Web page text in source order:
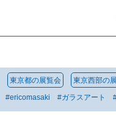
東京都の展覧会 東京西部の
#ericomasaki #ガラスアート